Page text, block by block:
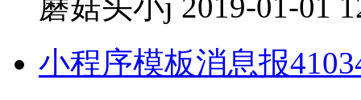
小程序模板消息报